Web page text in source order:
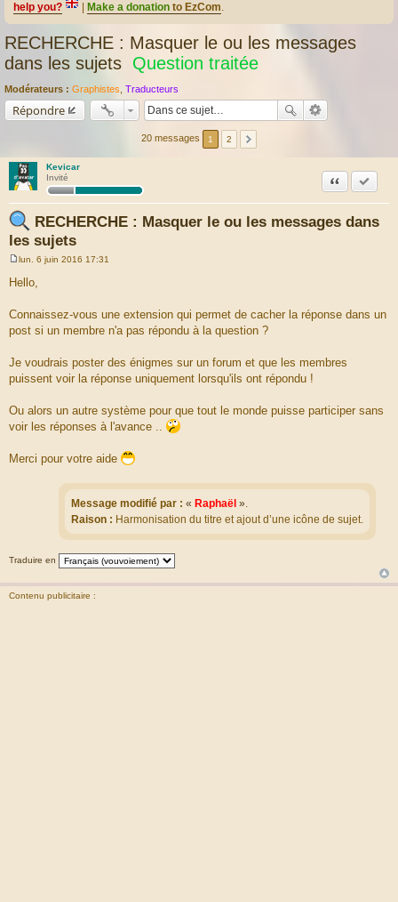
help you?
Make a donation to EzCom.
RECHERCHE : Masquer le ou les messages
dans les sujets Question traitée
Modérateurs : Graphistes Traducteurs
Répondre
20 messages 1 2
Kevicar
Invité
RECHERCHE : Masquer le ou les messages dans
les sujets
Citation
e
s
g
e
lun. 6 juin 2016 17:31
Hello,
Connaissez-vous une extension qui permet de cacher la réponse dans un
post si un membre n'a pas répondu à la question ?
Je voudrais poster des énigmes sur un forum et que les membres
puissent voir la réponse uniquement lorsqu'ils ont répondu !
Ou alors un autre système pour que tout le monde puisse participer sans
voir les réponses à l'avance ..
Merci pour votre aide
Message modifié par : « Raphaël ».
Raison : Harmonisation du titre et ajout d’une icône de sujet.
Traduire en
Contenu publicitaire :